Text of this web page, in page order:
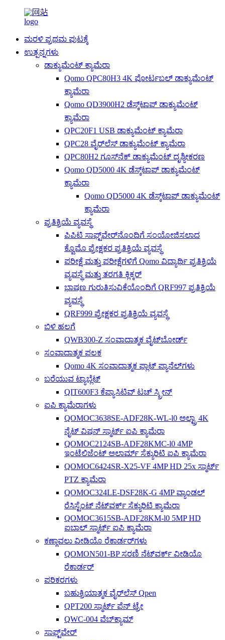
ಮರಳಿ ಪ್ರಥಮ ಪುಟಕ್ಕೆ
ಉತ್ಪನ್ನಗಳು
ಡಾಕ್ಯುಮೆಂಟ್ ಕ್ಯಾಮೆರಾ
Qomo QPC80H3 4K ಪೋರ್ಟಬಲ್ ಡಾಕ್ಯುಮೆಂಟ್
ಕ್ಯಾಮೆರಾ
Qomo QD3900H2 ಡೆಸ್ಕ್‌ಟಾಪ್ ಡಾಕ್ಯುಮೆಂಟ್
ಕ್ಯಾಮೆರಾ
QPC20F1 USB ಡಾಕ್ಯುಮೆಂಟ್ ಕ್ಯಾಮೆರಾ
QPC28 ವೈರ್‌ಲೆಸ್ ಡಾಕ್ಯುಮೆಂಟ್ ಕ್ಯಾಮೆರಾ
QPC80H2 ಗೂಸ್‌ನೆಕ್ ಡಾಕ್ಯುಮೆಂಟ್ ದೃಶ್ಯೀಕರಣ
Qomo QD5000 4K ಡೆಸ್ಕ್‌ಟಾಪ್ ಡಾಕ್ಯುಮೆಂಟ್
ಕ್ಯಾಮೆರಾ
Qomo QD5000 4K ಡೆಸ್ಕ್‌ಟಾಪ್ ಡಾಕ್ಯುಮೆಂಟ್
ಕ್ಯಾಮೆರಾ
ಪ್ರತಿಕ್ರಿಯೆ ವ್ಯವಸ್ಥೆ
ಪಿಪಿಟಿ ಸಾಫ್ಟ್‌ವೇರ್‌ನೊಂದಿಗೆ ಸಂಯೋಜಿಸಲಾದ
ಕ್ವೊಮೊ ಪ್ರೇಕ್ಷಕರ ಪ್ರತಿಕ್ರಿಯೆ ವ್ಯವಸ್ಥೆ
ಪರೀಕ್ಷೆ ಮತ್ತು ಪರೀಕ್ಷೆಗಳಿಗೆ Qomo ವಿದ್ಯಾರ್ಥಿ ಪ್ರತಿಕ್ರಿಯೆ
ವ್ಯವಸ್ಥೆ ಮತ್ತು ತರಗತಿ ಕ್ಲಿಕ್ಕರ್
ಭಾಷಣ ಗುರುತಿಸುವಿಕೆಯೊಂದಿಗೆ QRF997 ಪ್ರತಿಕ್ರಿಯೆ
ವ್ಯವಸ್ಥೆ
QRF999 ಪ್ರೇಕ್ಷಕರ ಪ್ರತಿಕ್ರಿಯೆ ವ್ಯವಸ್ಥೆ
ಬಿಳಿ ಹಲಗೆ
QWB300-Z ಸಂವಾದಾತ್ಮಕ ವೈಟ್‌ಬೋರ್ಡ್
ಸಂವಾದಾತ್ಮಕ ಫಲಕ
Qomo 4K ಸಂವಾದಾತ್ಮಕ ಫ್ಲಾಟ್ ಪ್ಯಾನೆಲ್‌ಗಳು
ಬರೆಯುವ ಟ್ಯಾಬ್ಲೆಟ್
QIT600F3 ಕೆಪ್ಯಾಸಿಟಿವ್ ಟಚ್ ಸ್ಕ್ರೀನ್
ಐಪಿ ಕ್ಯಾಮೆರಾಗಳು
QOMOC3638SE-ADF28K-WL-l0 ​​ಅಲ್ಟ್ರಾ 4K
ನೈಟ್ ವಿಷನ್ ಸ್ಮಾರ್ಟ್ ಐಪಿ ಕ್ಯಾಮೆರಾ
QOMOC2124SB-ADF28KMC-l0 4MP
ಇಂಟೆಲಿಜೆಂಟ್ ಅಲಾರ್ಮ್ ಸೆಕ್ಯುರಿಟಿ ಐಪಿ ಕ್ಯಾಮೆರಾ
QOMOC6424SR-X25-VF 4MP HD 25x ಸ್ಮಾರ್ಟ್
PTZ ಕ್ಯಾಮೆರಾ
QOMOC324LE-DSF28K-G 4MP ವ್ಯಾಂಡಲ್
ರೆಸಿಸ್ಟೆಂಟ್ ನೆಟ್‌ವರ್ಕ್ ಸೆಕ್ಯುರಿಟಿ ಕ್ಯಾಮೆರಾ
QOMOC3615SB-ADF28KM-l0 5MP HD
ಐಬಾಲ್ ಸ್ಮಾರ್ಟ್ ಐಪಿ ಕ್ಯಾಮೆರಾ
ಕಣ್ಗಾವಲು ವೀಡಿಯೊ ರೆಕಾರ್ಡರ್‌ಗಳು
QOMON501-BP ಸರಣಿ ನೆಟ್‌ವರ್ಕ್ ವೀಡಿಯೊ
ರೆಕಾರ್ಡರ್
ಪರಿಕರಗಳು
ಬಹುಕ್ರಿಯಾತ್ಮಕ ವೈರ್‌ಲೆಸ್ Qpen
QPT200 ಸ್ಮಾರ್ಟ್ ಪೆನ್ ಟ್ರೇ
QWC-004 ವೆಬ್‌ಕ್ಯಾಮ್
ಸಾಫ್ಟ್‌ವೇರ್